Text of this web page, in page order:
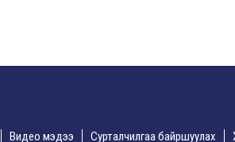
Видео мэдээ Сурталчилгаа байршуулах